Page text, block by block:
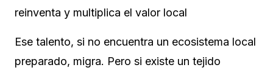
reinventa y multiplica el valor local
Ese talento, si no encuentra un ecosistema local
preparado, migra. Pero si existe un tejido